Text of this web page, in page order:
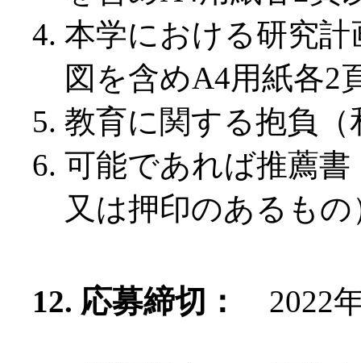
本学における研究
図を含めA4用紙各2
教育に関する抱負
可能であれば推薦
又は押印のあるもの
12. 応募締切： 2022